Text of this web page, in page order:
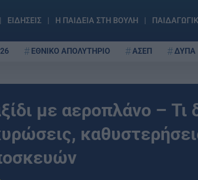
ΕΙΔΗΣΕΙΣ Η ΠΑΙΔΕΙΑ ΣΤΗ ΒΟΥΛΗ
ΕΘΝΙΚΟ ΑΠΟΛΥΤΗΡΙΟ ΑΣΕΠ ΔΥΠΑ
με αεροπλάνο – Τι